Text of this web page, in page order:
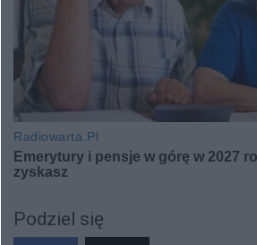
Podziel się